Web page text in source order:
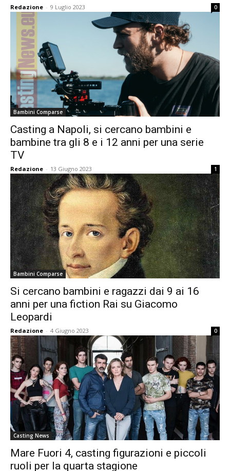
Redazione - 9 Luglio 2023 0
Bambini Comparse
Casting a Napoli, si cercano bambini e
bambine tra gli 8 e i 12 anni per una serie
TV
Redazione - 13 Giugno 2023 1
Bambini Comparse
Si cercano bambini e ragazzi dai 9 ai 16
anni per una fiction Rai su Giacomo
Leopardi
Redazione - 4 Giugno 2023 0
Casting News
Mare Fuori 4, casting figurazioni e piccoli
ruoli per la quarta stagione